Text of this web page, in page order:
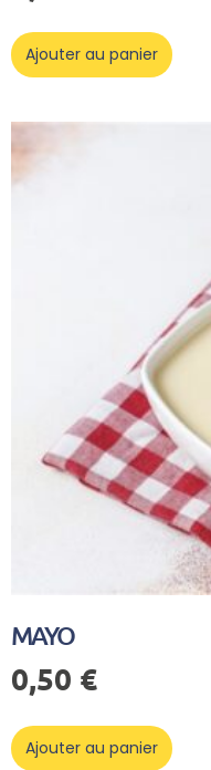
Ajouter au panier
MAYO
0,50 €
Ajouter au panier